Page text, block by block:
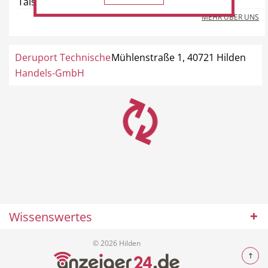
MEHR ÜBER UNS
Deruport Technische
Handels-GmbH
Mühlenstraße 1, 40721 Hilden
Wissenswertes
© 2026 Hilden